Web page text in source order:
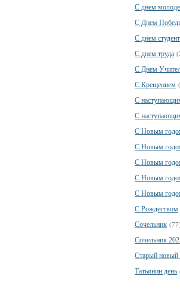
С днем
С Днем
С днем
С днем труда
С Днем
С Крещением
С
С
С Новым
С Новым
С Новым
С Новым
С Новым
С Рождеством
Сочельник (77)
Сочельник
Старый новый
Татьянин день